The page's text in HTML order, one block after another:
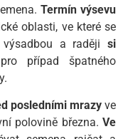
Termín výsevu
oblasti, ve které se
výsadbou a raději si
případ špatného
posledními mrazy ve
polovině března. Ve